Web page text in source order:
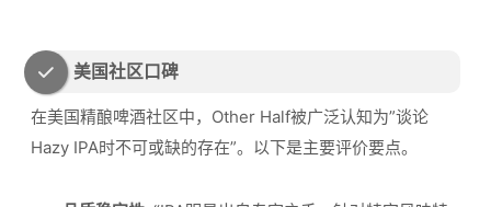
美国社区口碑
在美国精酿啤酒社区中，Other Half被广泛认知为”谈论
Hazy IPA时不可或缺的存在”。以下是主要评价要点。